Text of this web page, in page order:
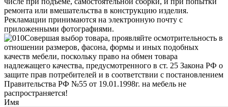
ремонта или вмешательства в конструкцию изделия.
Рекламации принимаются на электронную почту с
приложенными фотографиями.
Совершая выбор товара, проявляйте осмотрительность в
отношении размеров, фасона, формы и иных подобных
качеств мебели, поскольку право на обмен товара
надлежащего качества, предусмотренного в ст. 25 Закона РФ о
защите прав потребителей и в соответствии с постановлением
Правительства РФ №55 от 19.01.1998г. на мебель не
распространяется!
Имя